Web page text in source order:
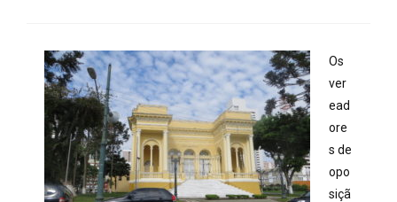
Os
ver
ead
ore
s de
opo
siçã